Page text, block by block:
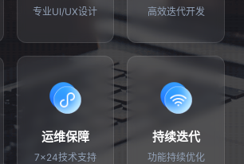
专业UI/UX设计 高效迭代开发
运维保障
7×24技术支持
持续迭代
功能持续优化